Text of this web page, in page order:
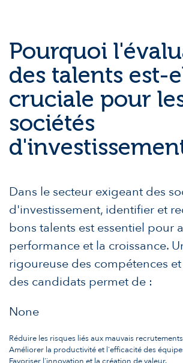
Pourquoi
des talents est-
cruciale pour
sociétés
Dans le secteur exigeant des
d'investissement, identifier et
bons talents est essentiel pour
performance et la croissance.
rigoureuse des compétences
des candidats permet de :
None
Réduire les risques liés aux mauvais
Améliorer la productivité et l'efficacité des